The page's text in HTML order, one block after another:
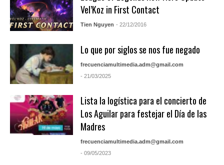
Vel’Koz in First Contact
Tien Nguyen - 22/12/2016
Lo que por siglos se nos fue negado
frecuenciamultimedia.adm@gmail.com
- 21/03/2025
Lista la logística para el concierto de
Los Aguilar para festejar el Día de las
Madres
frecuenciamultimedia.adm@gmail.com
- 09/05/2023